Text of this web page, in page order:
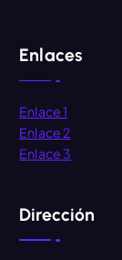
Enlaces
Enlace 1
Enlace 2
Enlace 3
Dirección